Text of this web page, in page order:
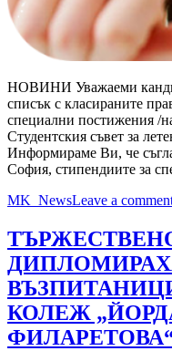
НОВИНИ Уважаеми
списък с класираните
специални постижения /
Студентския съвет за
Информираме Ви, че
София, стипендиите за
MK_NewsLeave a
КОЛЕЖ